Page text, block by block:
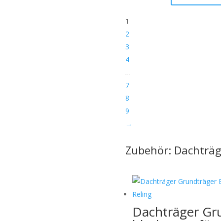
1
2
3
4
…
7
8
9
→
Zubehör:
Dachträger